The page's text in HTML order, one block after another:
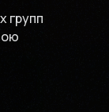
групп